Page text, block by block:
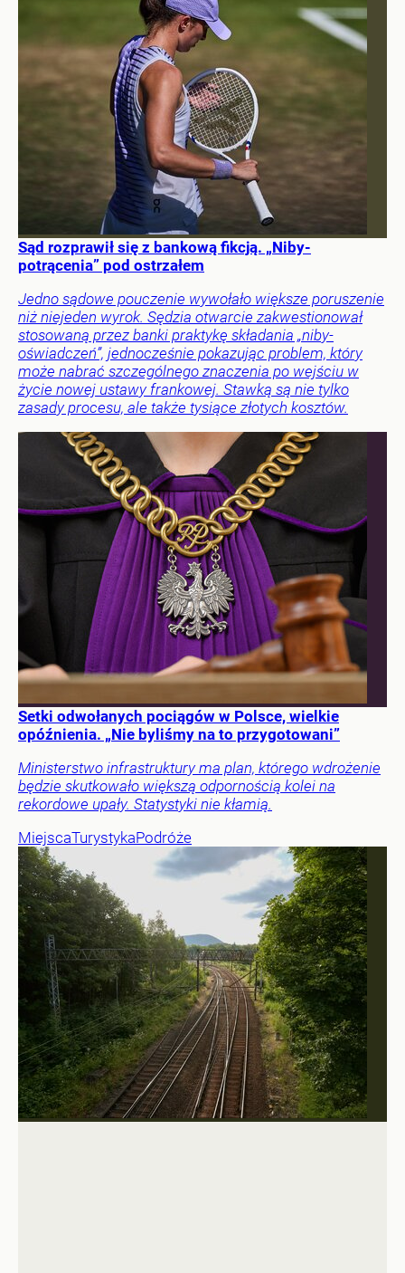
Sąd rozprawił się z bankową fikcją. „Niby-
potrącenia” pod ostrzałem
Jedno sądowe pouczenie wywołało większe poruszenie
niż niejeden wyrok. Sędzia otwarcie zakwestionował
stosowaną przez banki praktykę składania „niby-
oświadczeń”, jednocześnie pokazując problem, który
może nabrać szczególnego znaczenia po wejściu w
życie nowej ustawy frankowej. Stawką są nie tylko
zasady procesu, ale także tysiące złotych kosztów.
Setki odwołanych pociągów w Polsce, wielkie
opóźnienia. „Nie byliśmy na to przygotowani”
Ministerstwo infrastruktury ma plan, którego wdrożenie
będzie skutkowało większą odpornością kolei na
rekordowe upały. Statystyki nie kłamią.
MiejscaTurystykaPodróże